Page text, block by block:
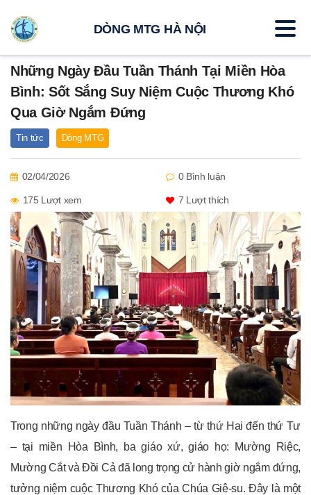
Những Ngày Đầu Tuần Thánh Tại Miền Hòa
Bình: Sốt Sắng Suy Niệm Cuộc Thương Khó
Qua Giờ Ngắm Đứng
Tin tức Dòng MTG
02/04/2026 0 Bình luận
175 Lượt xem 7 Lượt thích
Trong những ngày đầu Tuần Thánh – từ thứ Hai đến thứ Tư
– tại miền Hòa Bình, ba giáo xứ, giáo họ: Mường Riệc,
Mường Cắt và Đồi Cả đã long trọng cử hành giờ ngắm đứng,
tưởng niệm cuộc Thương Khó của Chúa Giê-su. Đây là một
DÒNG MTG HÀ NỘI